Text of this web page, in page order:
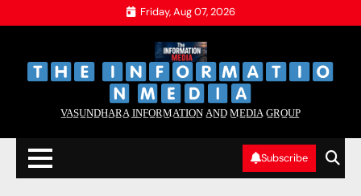
to
Friday, Aug 07, 2026
V̲A̲S̲U̲N̲D̲H̲A̲R̲A̲ I̲N̲F̲O̲R̲M̲A̲T̲I̲O̲N̲ A̲N̲D̲ M̲E̲D̲I̲A̲ G̲R̲O̲U̲P̲
Subscribe